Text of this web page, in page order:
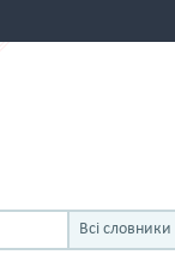
Всі словники